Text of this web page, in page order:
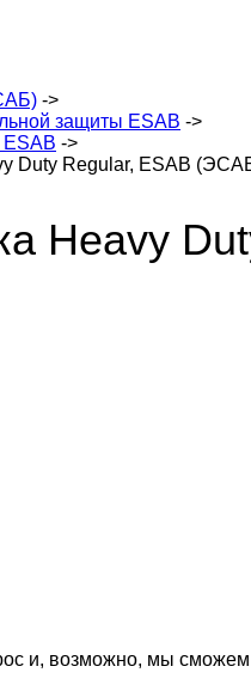
->
защиты ESAB ->
->
Duty Regular, ESAB
Heavy
и, возможно, мы